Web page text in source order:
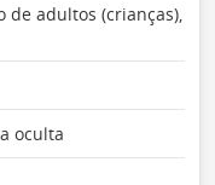
de adultos (crianças),
oculta